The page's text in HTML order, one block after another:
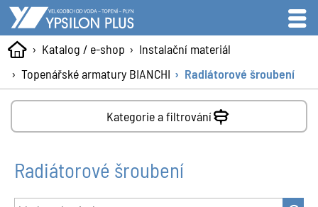
Katalog / e-shop
Instalační materiál
Topenářské armatury BIANCHI
Radiátorové šroubení
Kategorie a filtrování
Radiátorové šroubení